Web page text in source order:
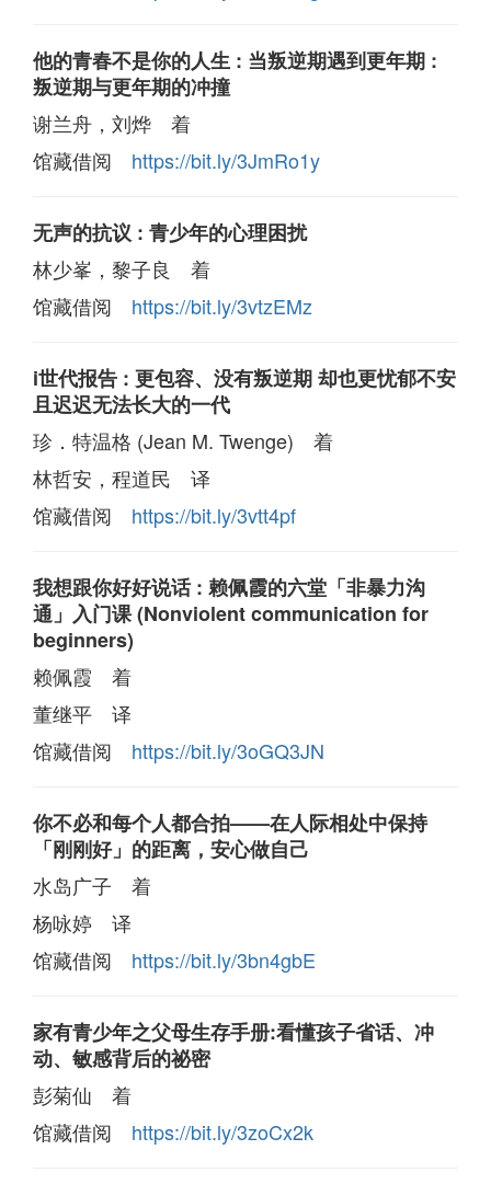
他的青春不是你的人生 : 当叛逆期遇到更年期 :
叛逆期与更年期的冲撞
谢兰舟，刘烨 着
馆藏借阅 https://bit.ly/3JmRo1y
无声的抗议 : 青少年的心理困扰
林少峯，黎子良 着
馆藏借阅 https://bit.ly/3vtzEMz
i世代报告 : 更包容、没有叛逆期 却也更忧郁不安
且迟迟无法长大的一代
珍．特温格 (Jean M. Twenge) 着
林哲安，程道民 译
馆藏借阅 https://bit.ly/3vtt4pf
我想跟你好好说话 : 赖佩霞的六堂「非暴力沟
通」入门课 (Nonviolent communication for
beginners)
赖佩霞 着
董继平 译
馆藏借阅 https://bit.ly/3oGQ3JN
你不必和每个人都合拍——在人际相处中保持
「刚刚好」的距离，安心做自己
水岛广子 着
杨咏婷 译
馆藏借阅 https://bit.ly/3bn4gbE
家有青少年之父母生存手册:看懂孩子省话、冲
动、敏感背后的祕密
彭菊仙 着
馆藏借阅 https://bit.ly/3zoCx2k